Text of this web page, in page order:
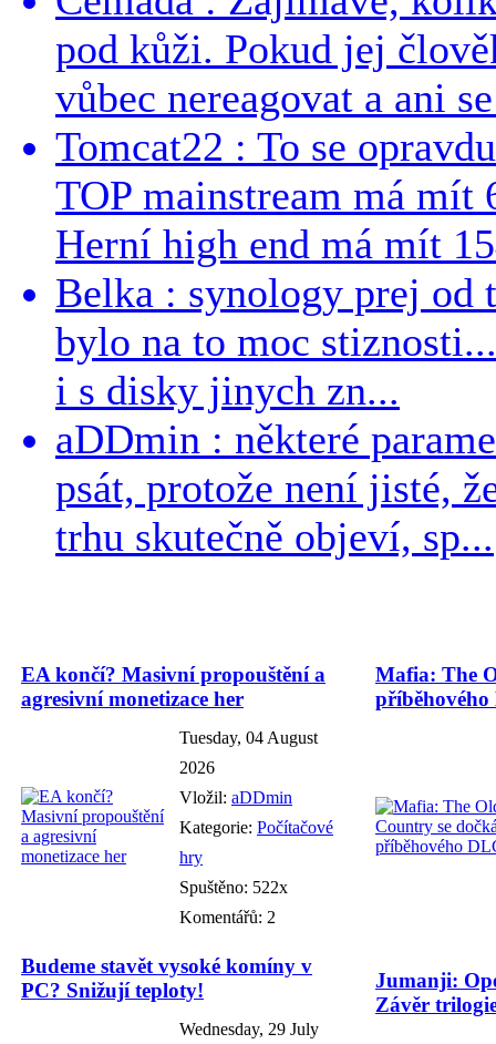
pod kůži. Pokud jej
vůbec nereagovat a ani
Tomcat22 : To se
TOP mainstream má
Herní high end má mít
Belka : synology prej od
bylo na to moc
i s disky jinych zn...
aDDmin : některé
psát, protože není jisté,
trhu skutečně objeví, sp...
EA končí? Masivní propouštění a
agresivní monetizace her
Tuesday, 04 August
2026
Vložil: aDDmin
Kategorie: Počítačové
hry
Spuštěno: 522x
Komentářů: 2
Mafia: The
Budeme stavět vysoké komíny v
PC? Snižují teploty!
Wednesday, 29 July
Jumanji:
Závěr